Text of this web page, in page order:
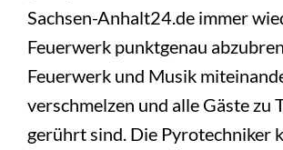
Sachsen-Anhalt24.de immer
Feuerwerk punktgenau
Feuerwerk und Musik
verschmelzen und alle Gäste zu
gerührt sind. Die Pyrotechniker